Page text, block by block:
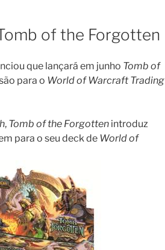
of the Forgotten
que lançará em junho Tomb of
para o World of Warcraft Trading
, Tomb of the Forgotten introduz
para o seu deck de World of